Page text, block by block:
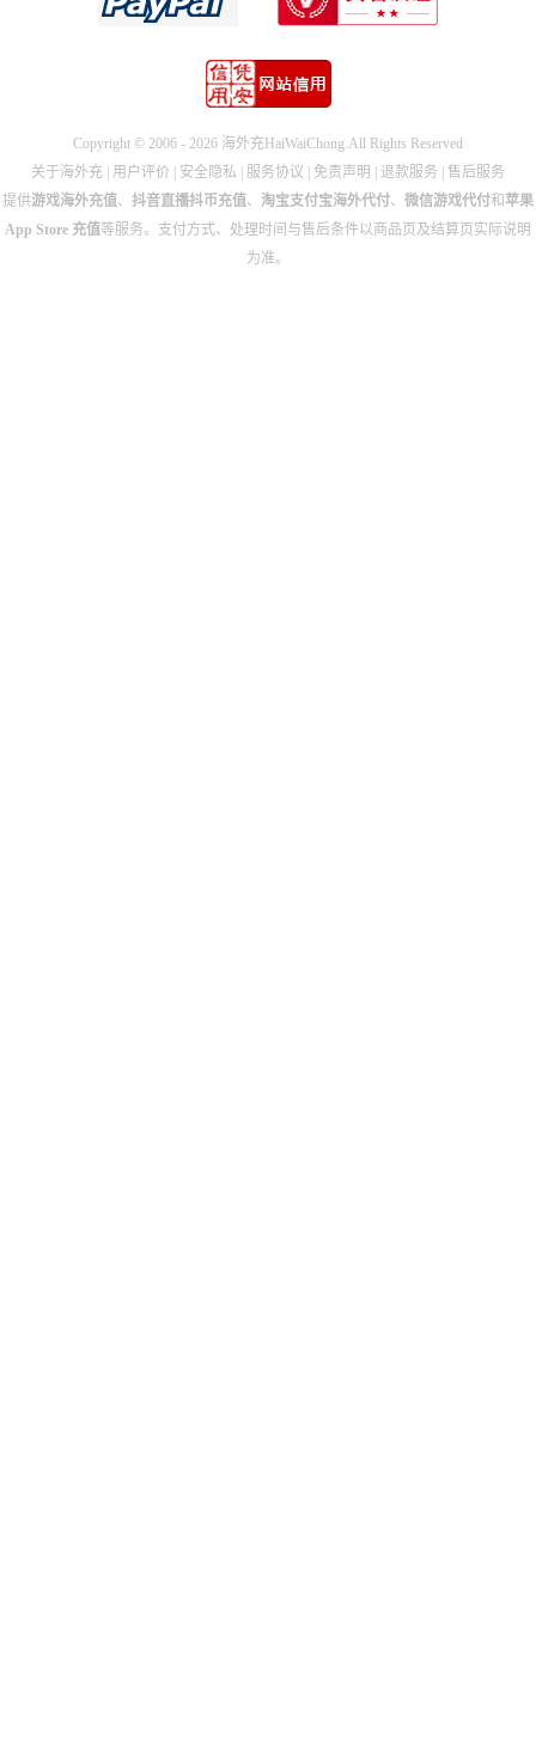
Copyright © 2006 - 2026 海外充HaiWaiChong.All Rights Reserved
关于海外充
用户评价 安全隐私 服务协议 免责声明 退款服务
售后服务
提供游戏海外充值、 抖音直播抖币充值、 淘宝支付宝海外代付、 微信游戏代付和 苹果
App Store 充值等服务。支付方式、处理时间与售后条件以商品页及结算页实际说明
为准。